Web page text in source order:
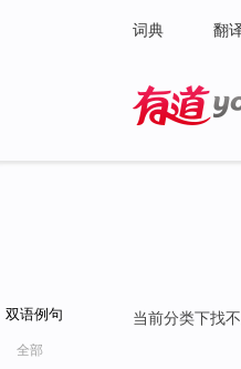
词典 翻
双语例句
全部
当前分类下找